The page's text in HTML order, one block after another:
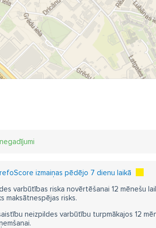
izmaiņas pēdējo 7 dienu laikā
varbūtības riska novērtēšanai 12 mēnešu
maksātnespējas risks.
neizpildes varbūtību turpmākajos 12